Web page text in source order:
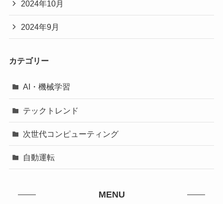
2024年10月
2024年9月
カテゴリー
AI・機械学習
テックトレンド
次世代コンピューティング
自動運転
MENU